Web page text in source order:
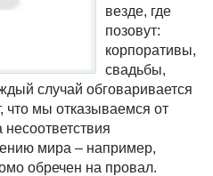
везде, где
позовут:
корпоративы,
свадьбы,
случай обговаривается
что мы отказываемся от
мира – например,
обречен на провал.